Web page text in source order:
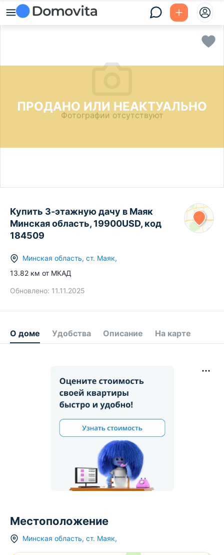
ПРОДАНО ИЛИ НЕАКТУАЛЬНО
Фотографии отсутствуют
Купить 3-этажную дачу в Маяк
Минская область, 19900USD, код
184509
Минская область, ст. Маяк,
13.82 км от МКАД
Обновлено: 11.11.2025
О доме Удобства Описание На карте
Местоположение
Минская область, ст. Маяк,